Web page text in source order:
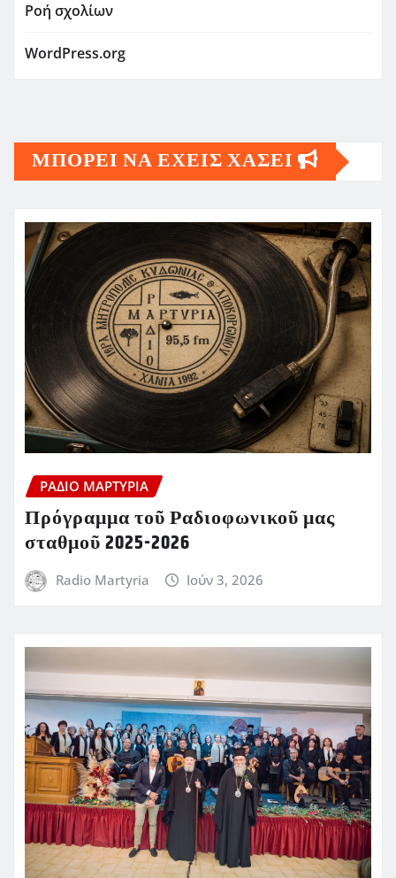
Ροή σχολίων
WordPress.org
ΜΠΟΡΕΙ ΝΑ ΕΧΕΙΣ ΧΑΣΕΙ
ΡΆΔΙΟ ΜΑΡΤΥΡΊΑ
Πρόγραμμα τοῦ Ραδιοφωνικοῦ μας
σταθμοῦ 2025-2026
Radio Martyria Ιούν 3, 2026